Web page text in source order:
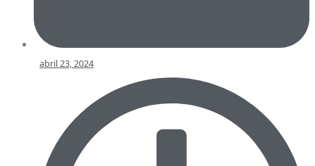
abril 23, 2024